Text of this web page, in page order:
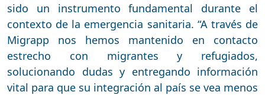
sido un instrumento fundamental durante el
contexto de la emergencia sanitaria. “A través de
Migrapp nos hemos mantenido en contacto
estrecho con migrantes y refugiados,
solucionando dudas y entregando información
vital para que su integración al país se vea menos